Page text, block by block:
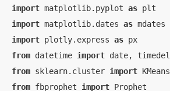
import matplotlib.pyplot as
import matplotlib.dates as
import plotly.express as
from datetime import
from sklearn.cluster import
from fbprophet import